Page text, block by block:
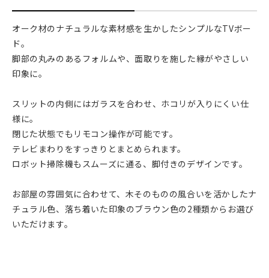
オーク材のナチュラルな素材感を生かしたシンプルなTVボー
ド。
脚部の丸みのあるフォルムや、面取りを施した縁がやさしい
印象に。
スリットの内側にはガラスを合わせ、ホコリが入りにくい仕
様に。
閉じた状態でもリモコン操作が可能です。
テレビまわりをすっきりとまとめられます。
ロボット掃除機もスムーズに通る、脚付きのデザインです。
お部屋の雰囲気に合わせて、木そのものの風合いを活かしたナ
チュラル色、落ち着いた印象のブラウン色の2種類からお選び
いただけます。